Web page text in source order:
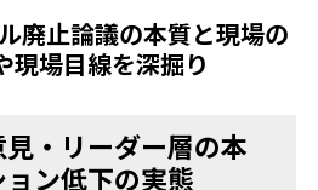
廃止論議の本質と現場の
現場目線を深掘り
・リーダー層の本
ン低下の実態